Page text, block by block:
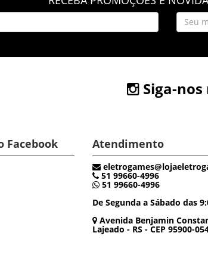
Siga-nos
Facebook Atendimento
51 99660-4996
51 99660-4996
De Segunda a Sábado das
Avenida Benjamin
Lajeado - RS - CEP 95900-